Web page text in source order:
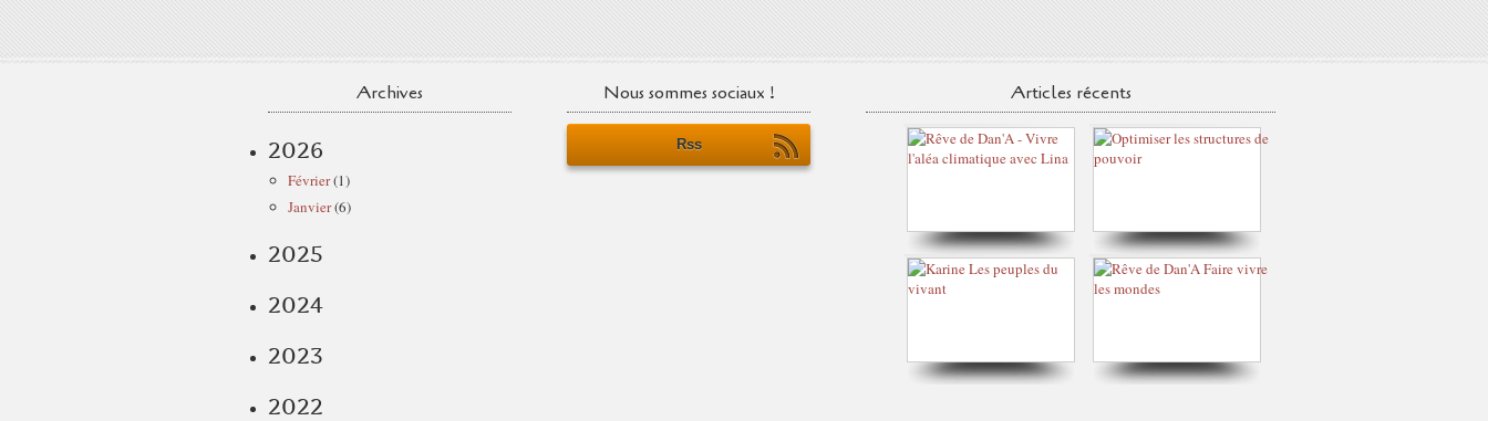
Archives
2026
Février(1)
Janvier(6)
2025
2024
2023
2022
Nous sommes sociaux !
Rss
Articles récents